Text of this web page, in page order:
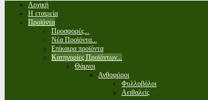
Αρχική
Η εταιρεία
Προϊόντα
Προσφορές...
Νέα Προϊόντα...
Επίκαιρα προϊόντα
Κατηγορίες Προϊόντων...
Θάμνοι
Ανθοφόροι
Φυλλοβόλοι
Αειθαλείς